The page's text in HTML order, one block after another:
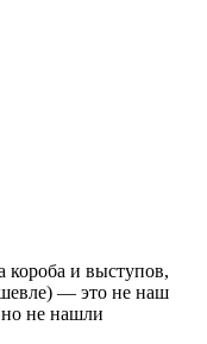
короба и выступов,
— это не наш
не нашли